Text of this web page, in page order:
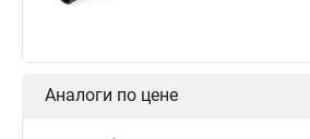
Аналоги по цене